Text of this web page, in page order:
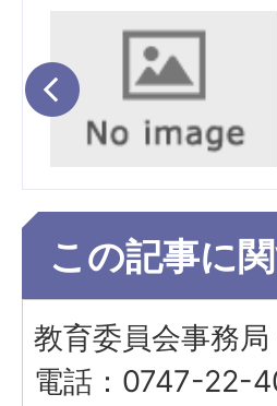
この記事に
教育委員会事務
電話：0747-22-